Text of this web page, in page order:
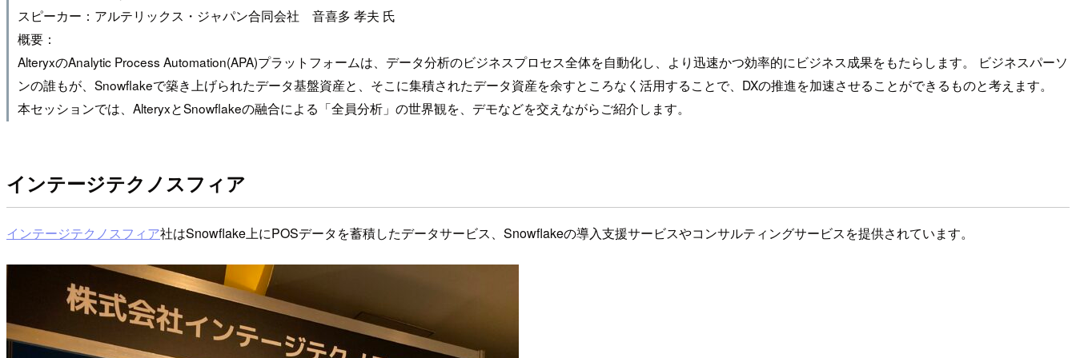
スピーカー：アルテリックス・ジャパン合同会社 音喜多 孝夫 氏
概要：
AlteryxのAnalytic Process Automation(APA)プラットフォームは、データ分析のビジネスプロセス全体を自動化し、より迅速かつ効率的にビジネス成果をもたらします。 ビジネスパーソ
ンの誰もが、Snowflakeで築き上げられたデータ基盤資産と、そこに集積されたデータ資産を余すところなく活用することで、DXの推進を加速させることができるものと考えます。
本セッションでは、AlteryxとSnowflakeの融合による「全員分析」の世界観を、デモなどを交えながらご紹介します。
インテージテクノスフィア
インテージテクノスフィア社はSnowflake上にPOSデータを蓄積したデータサービス、Snowflakeの導入支援サービスやコンサルティングサービスを提供されています。